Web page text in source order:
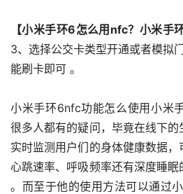
【小米手环6怎么用nfc？小米手
3、选择公交卡类型开通或者模拟
能刷卡即可 。
小米手环6nfc功能怎么使用小米
很多人都有的疑问，毕竟在线下
实时监测用户们的身体健康数据
心跳速率、呼吸频率还有深度睡
。而至于他的使用方法可以通过